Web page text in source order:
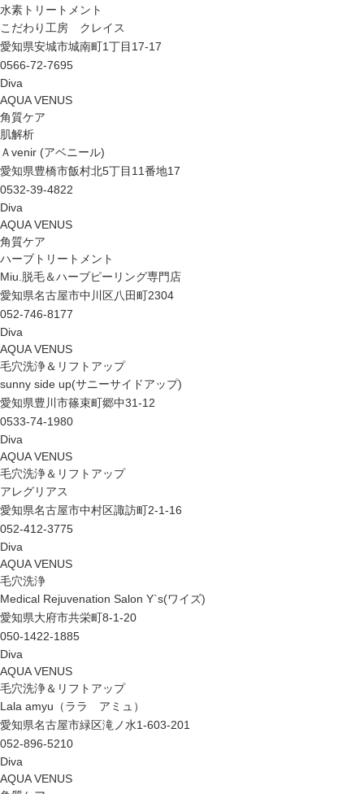
水素トリートメント
こだわり工房 クレイス
愛知県安城市城南町1丁目17-17
0566-72-7695
Diva
AQUA VENUS
角質ケア
肌解析
Ａvenir (アベニール)
愛知県豊橋市飯村北5丁目11番地17
0532-39-4822
Diva
AQUA VENUS
角質ケア
ハーブトリートメント
Miu.脱毛＆ハーブピーリング専門店
愛知県名古屋市中川区八田町2304
052­-746­-8177
Diva
AQUA VENUS
毛穴洗浄＆リフトアップ
sunny side up(サニーサイドアップ)
愛知県豊川市篠束町郷中31-12
0533-74-1980
Diva
AQUA VENUS
毛穴洗浄＆リフトアップ
アレグリアス
愛知県名古屋市中村区諏訪町2-1-16
052-412-3775
Diva
AQUA VENUS
毛穴洗浄
Medical Rejuvenation Salon Y`s(ワイズ)
愛知県大府市共栄町8-1-20
050-1422-1885
Diva
AQUA VENUS
毛穴洗浄＆リフトアップ
Lala amyu（ララ アミュ）
愛知県名古屋市緑区滝ノ水1-603-201
052-896-5210
Diva
AQUA VENUS